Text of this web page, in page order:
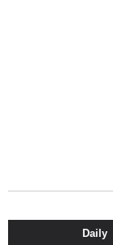
Daily